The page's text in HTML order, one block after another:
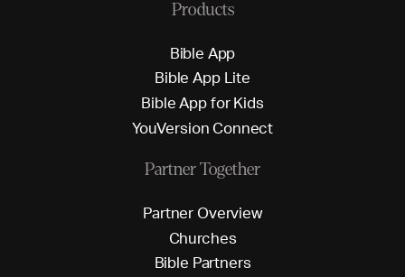
Products
Bible App
Bible App Lite
Bible Appfor Kids
YouVersion Connect
Partner Together
Partner Overview
Churches
Bible Partners